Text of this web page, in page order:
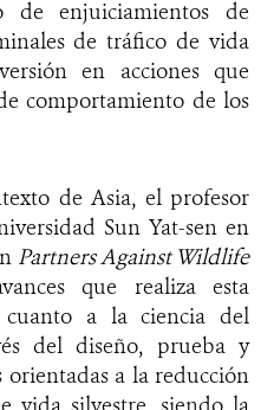
enjuiciamientos de
de tráfico de vida
en acciones que
comportamiento de los
de Asia, el profesor
Sun Yat-sen en
Partners Against Wildlife
que realiza esta
cuanto a la ciencia del
del diseño, prueba y
orientadas a la reducción